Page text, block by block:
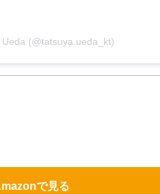
(@tatsuya.ueda_kt)
で見る